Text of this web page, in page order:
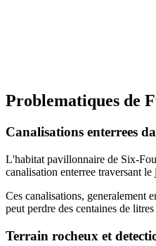
Problematiques de
Canalisations enterrees
L'habitat pavillonnaire de Six-
canalisation enterree traversant le
Ces canalisations, generalement
peut perdre des centaines de
Terrain rocheux et